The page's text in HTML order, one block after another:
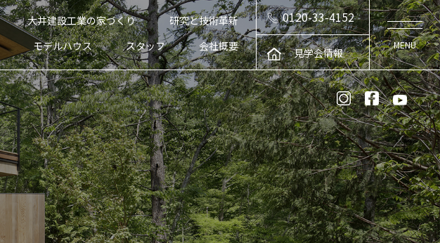
大井建設工業の家づくり
研究と技術革新
モデルハウス スタッフ 会社概要
0120-33-4152
見学会情報